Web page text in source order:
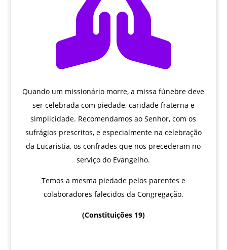

Quando um missionário morre, a missa fúnebre deve
ser celebrada com piedade, caridade fraterna e
simplicidade. Recomendamos ao Senhor, com os
sufrágios prescritos, e especialmente na celebração
da Eucaristia, os confrades que nos precederam no
serviço do Evangelho.
Temos a mesma piedade pelos parentes e
colaboradores falecidos da Congregação.
(Constituições 19)